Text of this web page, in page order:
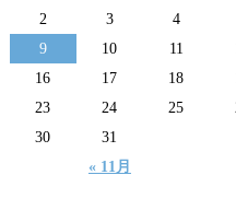
« 11月
2
3 4
9
10 11
16
17 18
23
24 25
30
31